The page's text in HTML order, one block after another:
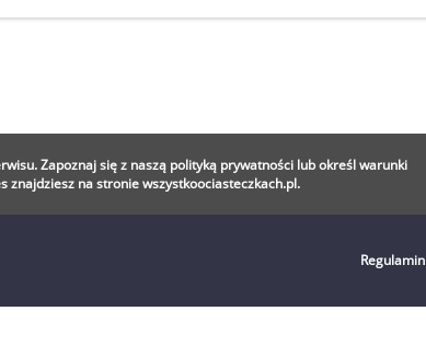
Zapoznaj się z naszą polityką prywatności lub określ warunki
znajdziesz na stronie wszystkoociasteczkach.pl.
Regulamin